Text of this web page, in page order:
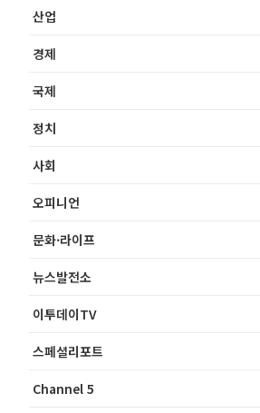
산업
경제
국제
정치
사회
오피니언
문화·라이프
뉴스발전소
이투데이TV
스페셜리포트
Channel 5